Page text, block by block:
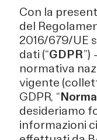
Con la
del
2016/679/UE
dati (“GDPR”)
normativa
vigente
GDPR, “
desideriamo
informazioni